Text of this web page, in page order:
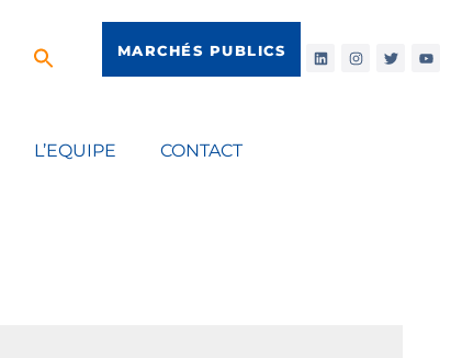
MARCHÉS PUBLICS
L’EQUIPE CONTACT